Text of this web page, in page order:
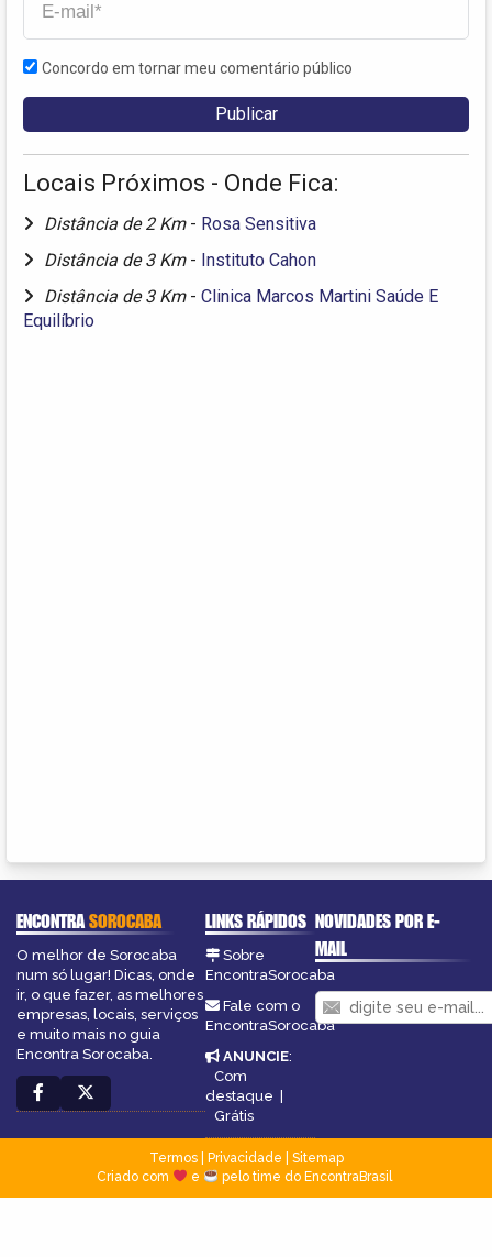
Concordo em tornar meu comentário público
Locais Próximos - Onde Fica:
Distância de 2 Km - Rosa Sensitiva
Distância de 3 Km - Instituto Cahon
Distância de 3 Km - Clinica Marcos Martini Saúde E
Equilíbrio
ENCONTRASOROCABA
O melhor de Sorocaba
num só lugar! Dicas, onde
ir, o que fazer, as melhores
empresas, locais, serviços
e muito mais no guia
Encontra Sorocaba.
LINKS RÁPIDOS
Sobre
EncontraSorocaba
Fale com o
EncontraSorocaba
ANUNCIE:
Com
destaque |
Grátis
NOVIDADES POR E-
MAIL
Termos| Privacidade
Sitemap
Criado com
e pelo time do EncontraBrasil